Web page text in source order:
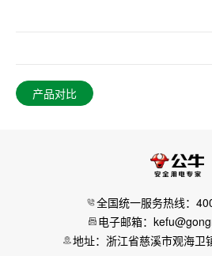
产品对比
全国统一服务热线：
电子邮箱：
地址：浙江省慈溪市观海卫